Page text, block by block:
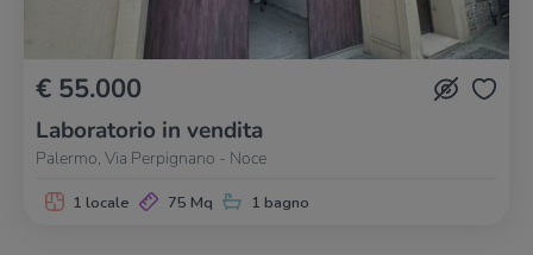
€ 55.000
Laboratorio in vendita
Palermo, Via Perpignano - Noce
1 locale 75 Mq 1 bagno